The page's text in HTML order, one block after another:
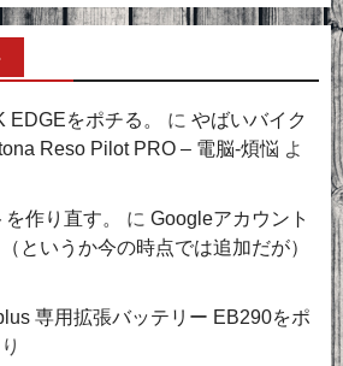
をポチる。 に やばいバイク
Reso Pilot PRO – 電脳-煩悩 よ
作り直す。
に Googleアカウント
というか今の時点では追加だが）
専用拡張バッテリー EB290をポ